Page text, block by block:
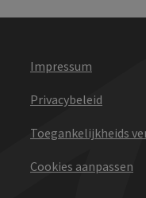
Impressum
Privacybeleid
Toegankelijkheids
Cookies aanpassen